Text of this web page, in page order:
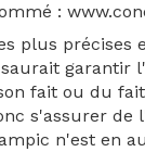
:
plus précises
garantir
fait ou du
s'assurer de
n'est en